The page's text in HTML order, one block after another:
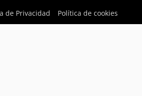
de Privacidad Política de cookies